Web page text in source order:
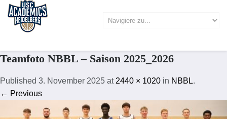
Teamfoto NBBL – Saison 2025_2026
Published 3. November 2025 at 2440 × 1020 in NBBL.
← Previous